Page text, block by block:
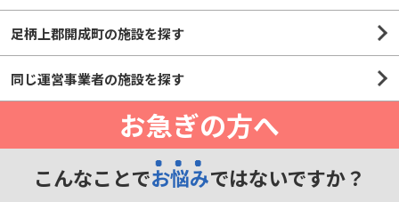
足柄上郡開成町の施設を探す
同じ運営事業者の施設を探す
お急ぎの方へ
こんなことでお悩みではないですか？